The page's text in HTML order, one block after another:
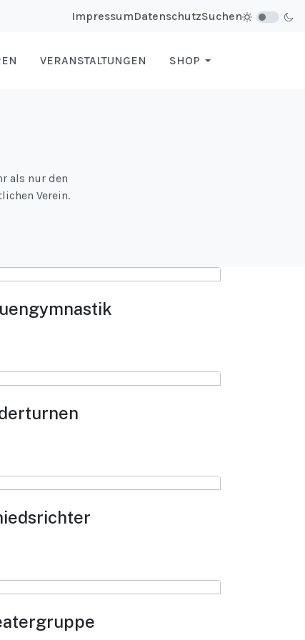
ImpressumDatenschutzSuchen
VERANSTALTUNGEN SHOP
als nur den
Verein.